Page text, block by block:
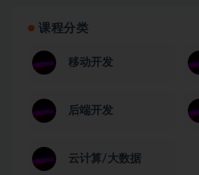
课程分类
移动开发
后端开发
云计算/大数据